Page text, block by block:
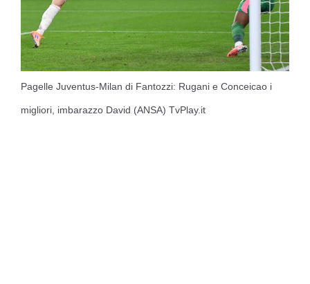
Pagelle Juventus-Milan di Fantozzi: Rugani e Conceicao i
migliori, imbarazzo David (ANSA) TvPlay.it